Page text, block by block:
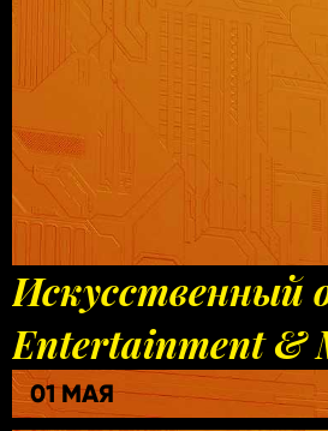
Искусственный
Entertainment &
01 МАЯ